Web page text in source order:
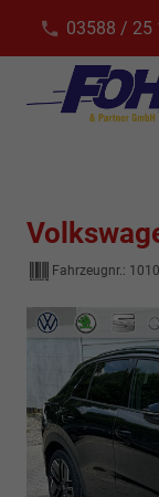
03588 / 25
Fahrzeugnr.: